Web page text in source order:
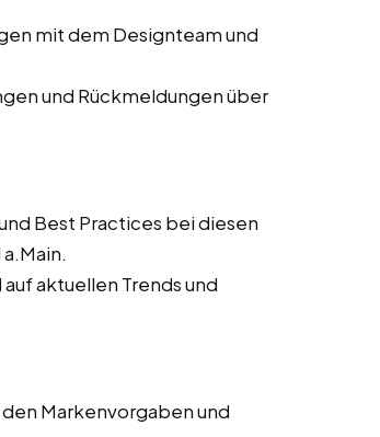
mit dem Designteam und
und Rückmeldungen über
Best Practices bei diesen
aktuellen Trends und
Markenvorgaben und